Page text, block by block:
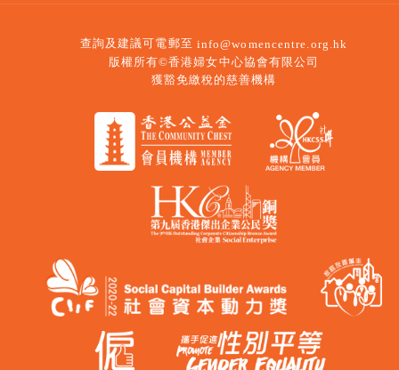
查詢及建議可電郵至 info@womencentre.org.hk
版權所有©香港婦女中心協會有限公司
獲豁免繳稅的慈善機構